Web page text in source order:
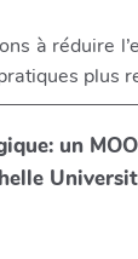
à réduire
plus
un